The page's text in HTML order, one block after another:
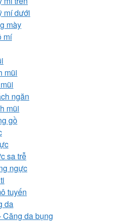
mí dưới
mày
mí
mũi
ngăn
mũi
gồ
sa trễ
ngực
tuyến
da
Căng da bụng